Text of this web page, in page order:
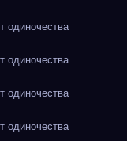
одиночества
одиночества
одиночества
одиночества